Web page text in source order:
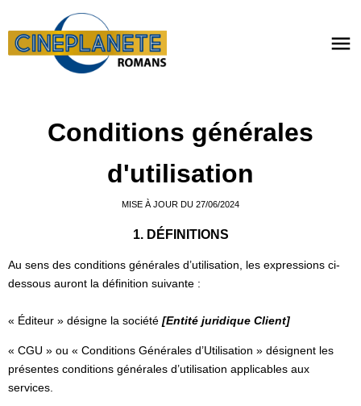
Conditions générales
d'utilisation
MISE À JOUR DU 27/06/2024
1. DÉFINITIONS
Au sens des conditions générales d’utilisation, les expressions ci-
dessous auront la définition suivante :
« Éditeur » désigne la société [Entité juridique Client]
« CGU » ou « Conditions Générales d’Utilisation » désignent les
présentes conditions générales d’utilisation applicables aux
services.